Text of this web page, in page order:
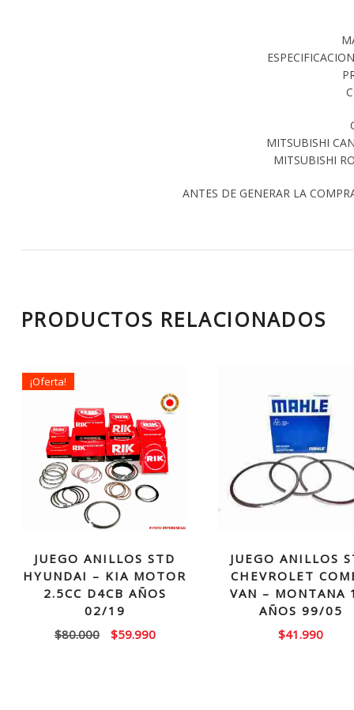
MITSUBISHI
MITSUBISHI
ANTES DE GENERAR LA
PRODUCTOS RELACIONADOS
¡Oferta!
JUEGO ANILLOS STD
HYUNDAI – KIA MOTOR
2.5CC D4CB AÑOS
02/19
$80.000
El
$59.990El
JUEGO ANILLOS
CHEVROLET
VAN – MONTANA
AÑOS 99/05
$41.990